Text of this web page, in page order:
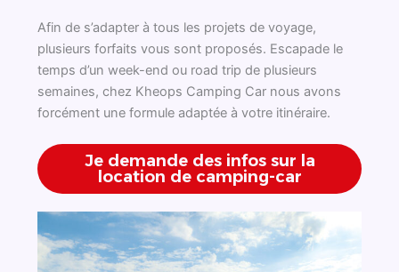
Afin de s’adapter à tous les projets de voyage,
plusieurs forfaits vous sont proposés. Escapade le
temps d’un week-end ou road trip de plusieurs
semaines, chez Kheops Camping Car nous avons
forcément une formule adaptée à votre itinéraire.
Je demande des infos sur la
location de camping-car